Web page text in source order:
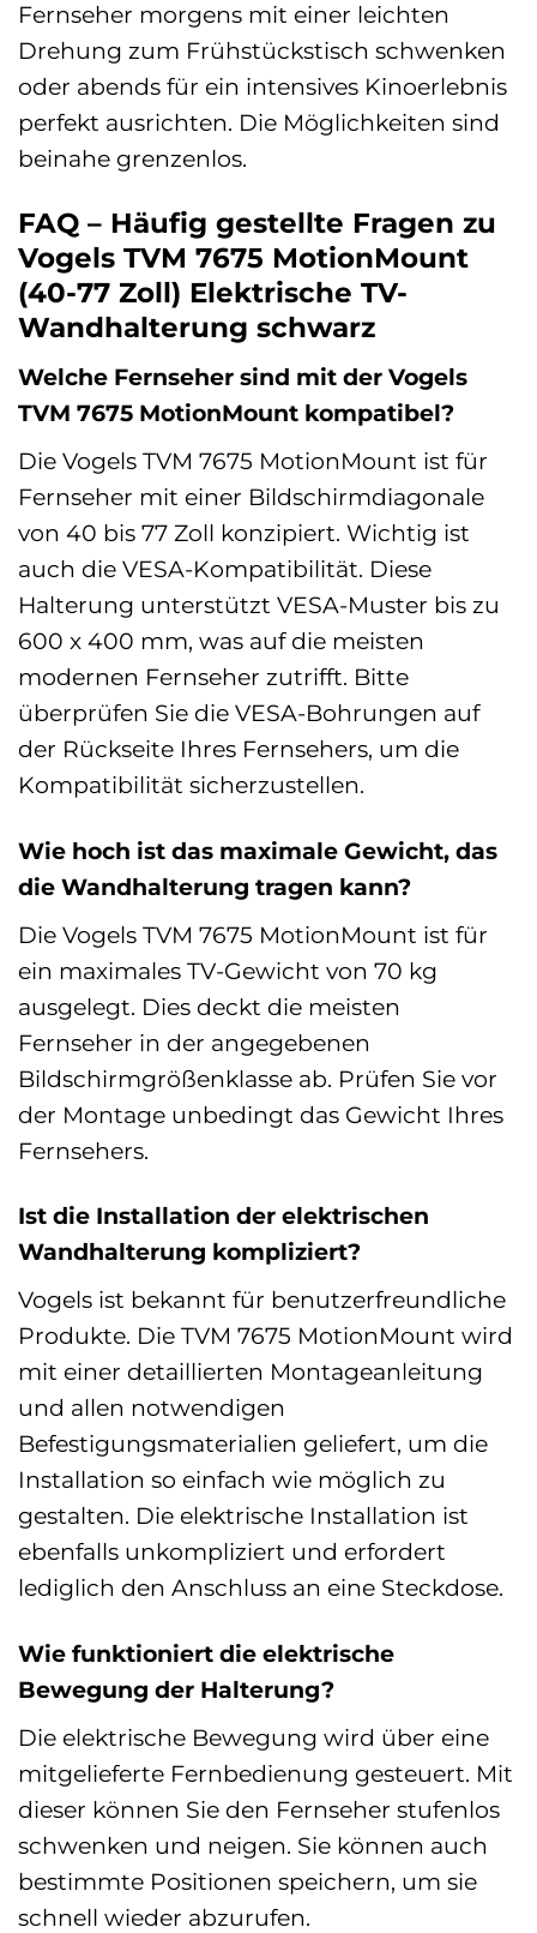
Fernseher morgens mit einer leichten
Drehung zum Frühstückstisch schwenken
oder abends für ein intensives Kinoerlebnis
perfekt ausrichten. Die Möglichkeiten sind
beinahe grenzenlos.
FAQ – Häufig gestellte Fragen zu
Vogels TVM 7675 MotionMount
(40-77 Zoll) Elektrische TV-
Wandhalterung schwarz
Welche Fernseher sind mit der Vogels
TVM 7675 MotionMount kompatibel?
Die Vogels TVM 7675 MotionMount ist für
Fernseher mit einer Bildschirmdiagonale
von 40 bis 77 Zoll konzipiert. Wichtig ist
auch die VESA-Kompatibilität. Diese
Halterung unterstützt VESA-Muster bis zu
600 x 400 mm, was auf die meisten
modernen Fernseher zutrifft. Bitte
überprüfen Sie die VESA-Bohrungen auf
der Rückseite Ihres Fernsehers, um die
Kompatibilität sicherzustellen.
Wie hoch ist das maximale Gewicht, das
die Wandhalterung tragen kann?
Die Vogels TVM 7675 MotionMount ist für
ein maximales TV-Gewicht von 70 kg
ausgelegt. Dies deckt die meisten
Fernseher in der angegebenen
Bildschirmgrößenklasse ab. Prüfen Sie vor
der Montage unbedingt das Gewicht Ihres
Fernsehers.
Ist die Installation der elektrischen
Wandhalterung kompliziert?
Vogels ist bekannt für benutzerfreundliche
Produkte. Die TVM 7675 MotionMount wird
mit einer detaillierten Montageanleitung
und allen notwendigen
Befestigungsmaterialien geliefert, um die
Installation so einfach wie möglich zu
gestalten. Die elektrische Installation ist
ebenfalls unkompliziert und erfordert
lediglich den Anschluss an eine Steckdose.
Wie funktioniert die elektrische
Bewegung der Halterung?
Die elektrische Bewegung wird über eine
mitgelieferte Fernbedienung gesteuert. Mit
dieser können Sie den Fernseher stufenlos
schwenken und neigen. Sie können auch
bestimmte Positionen speichern, um sie
schnell wieder abzurufen.